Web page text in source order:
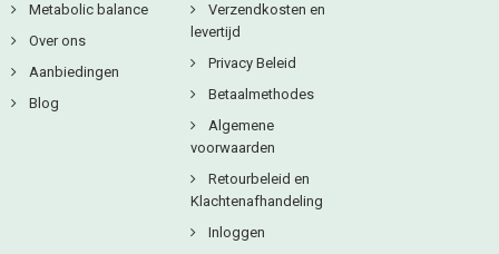
Metabolic balance
Over ons
Aanbiedingen
Blog
Verzendkosten en
levertijd
Privacy Beleid
Betaalmethodes
Algemene
voorwaarden
Retourbeleid en
Klachtenafhandeling
Inloggen